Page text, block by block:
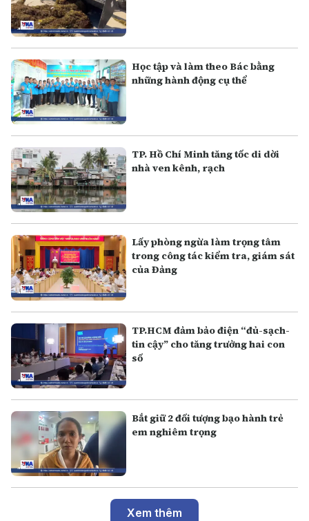
Học tập và làm theo Bác bằng
những hành động cụ thể
TP. Hồ Chí Minh tăng tốc di dời
nhà ven kênh, rạch
Lấy phòng ngừa làm trọng tâm
trong công tác kiểm tra, giám sát
của Đảng
TP.HCM đảm bảo điện “đủ-sạch-
tin cậy” cho tăng trưởng hai con
số
Bắt giữ 2 đối tượng bạo hành trẻ
em nghiêm trọng
Xem thêm